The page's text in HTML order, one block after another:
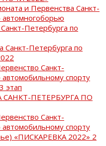
и Первенства Санкт-
автомногоборью
Петербурга по
Санкт-Петербурга по
Санкт-
спорту
этап
САНКТ-ПЕТЕРБУРГА ПО
Санкт-
спорту
«ПИСКАРЕВКА 2022» 2